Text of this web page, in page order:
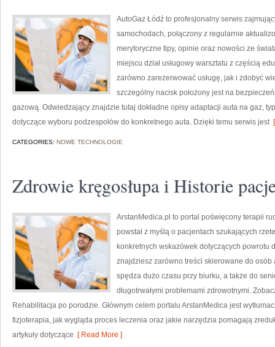
AutoGaz Łódź to profesjonalny serwis
samochodach, połączony z regularnie
merytoryczne tipy, opinie oraz nowości ze
miejscu dział usługowy warsztatu z częścią
zarówno zarezerwować usługę, jak i zdobyć
szczególny nacisk położony jest na
gazową. Odwiedzający znajdzie tutaj dokładne opisy adaptacji auta na gaz,
dotyczące wyboru podzespołów do konkretnego auta. Dzięki temu serwis jest[
CATEGORIES: NOWE TECHNOLOGIE
Zdrowie kręgosłupa i Historie
ArstanMedica.pl to portal poświęcony terapii
powstał z myślą o pacjentach szukających
konkretnych wskazówek dotyczących powrotu
znajdziesz zarówno treści skierowane do
spędza dużo czasu przy biurku, a także do
długotrwałymi problemami zdrowotnymi.
Rehabilitacja po porodzie. Głównym celem portalu ArstanMedica jest
fizjoterapia, jak wygląda proces leczenia oraz jakie narzędzia pomagają
artykuły dotyczące [ Read More ]